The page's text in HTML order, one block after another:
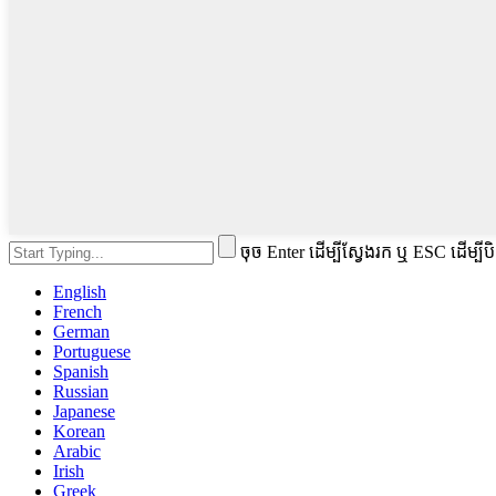
ចុច Enter ដើម្បីស្វែងរក ឬ ESC ដើម្បី
English
French
German
Portuguese
Spanish
Russian
Japanese
Korean
Arabic
Irish
Greek